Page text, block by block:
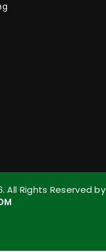
All Rights Reserved by